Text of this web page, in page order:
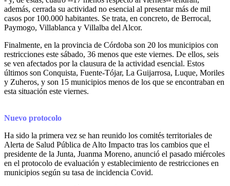
además, cerrada su actividad no esencial al presentar más de mil
casos por 100.000 habitantes. Se trata, en concreto, de Berrocal,
Paymogo, Villablanca y Villalba del Alcor.
Finalmente, en la provincia de Córdoba son 20 los municipios con
restricciones este sábado, 36 menos que este viernes. De ellos, seis
se ven afectados por la clausura de la actividad esencial. Estos
últimos son Conquista, Fuente-Tójar, La Guijarrosa, Luque, Moriles
y Zuheros, y son 15 municipios menos de los que se encontraban en
esta situación este viernes.
Nuevo protocolo
Ha sido la primera vez se han reunido los comités territoriales de
Alerta de Salud Pública de Alto Impacto tras los cambios que el
presidente de la Junta, Juanma Moreno, anunció el pasado miércoles
en el protocolo de evaluación y establecimiento de restricciones en
municipios según su tasa de incidencia Covid.